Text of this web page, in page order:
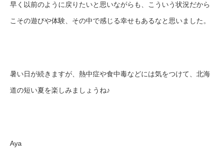
早く以前のように戻りたいと思いながらも、こういう状況だから
こその遊びや体験、その中で感じる幸せもあるなと思いました。
暑い日が続きますが、熱中症や食中毒などには気をつけて、北海
道の短い夏を楽しみましょうね♪
Aya